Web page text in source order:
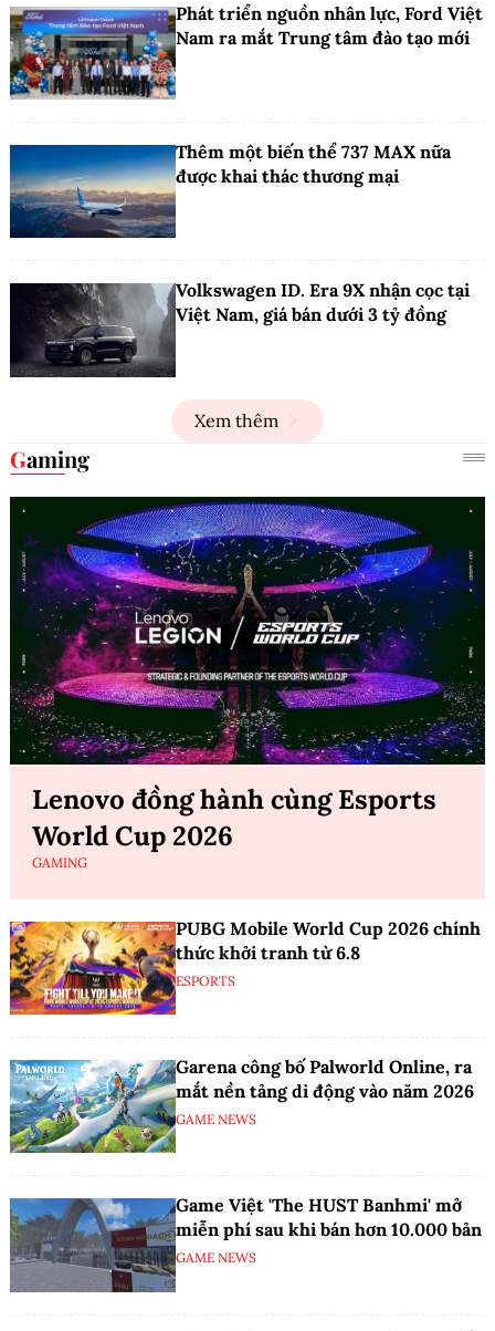
Phát triển nguồn nhân lực, Ford Việt
Nam ra mắt Trung tâm đào tạo mới
Thêm một biến thể 737 MAX nữa
được khai thác thương mại
Volkswagen ID. Era 9X nhận cọc tại
Việt Nam, giá bán dưới 3 tỷ đồng
Xem thêm
Gaming
Lenovo đồng hành cùng Esports
World Cup 2026
GAMING
PUBG Mobile World Cup 2026 chính
thức khởi tranh từ 6.8
ESPORTS
Garena công bố Palworld Online, ra
mắt nền tảng di động vào năm 2026
GAME NEWS
Game Việt 'The HUST Banhmi' mở
miễn phí sau khi bán hơn 10.000 bản
GAME NEWS